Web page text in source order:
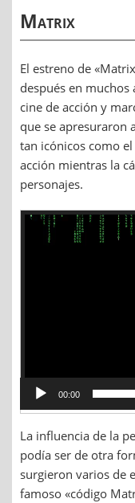
Matrix
El estreno de
después en
cine de acción y
que se apresuraron
tan icónicos como
acción mientras la
personajes.
00:00
La influencia de la
podía ser de otra
surgieron varios de
famoso «código